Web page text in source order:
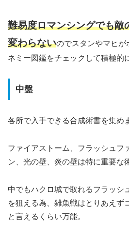
難易度ロマンシングでも敵
変わらないのでスタンやマヒが
ネミー図鑑をチェックして積極的
中盤
各所で入手できる合成術書を集め
ファイアストーム、フラッシュフ
ン、光の壁、炎の壁は特に重要な
中でもハクロ城で取れるフラッシ
を狙える為、雑魚戦はとりあえず
と言えるくらい万能。